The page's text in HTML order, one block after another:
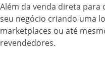
Além da venda direta para
seu negócio criando uma
marketplaces ou até
revendedores.